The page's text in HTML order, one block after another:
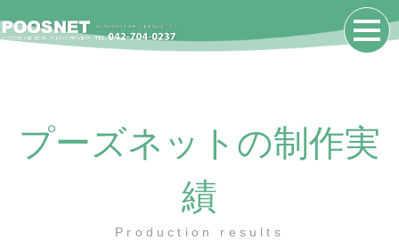
プーズネットの制作実
績
Production results